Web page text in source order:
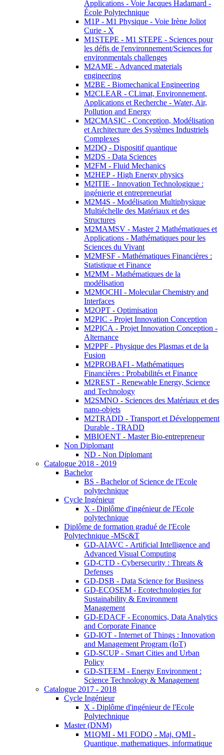
Applications - Voie Jacques Hadamard -
École Polytechnique
M1P - M1 Physique - Voie Irène Joliot
Curie - X
M1STEPE - M1 STEPE - Sciences pour
les défis de l'environnement/Sciences for
environmentals challenges
M2AME - Advanced materials
engineering
M2BE - Biomechanical Engineering
M2CLEAR - CLimat, Environnement,
Applications et Recherche - Water, Air,
Pollution and Energy
M2CMASIC - Conception, Modélisation
et Architecture des Systèmes Industriels
Complexes
M2DQ - Dispositif quantique
M2DS - Data Sciences
M2FM - Fluid Mechanics
M2HEP - High Energy physics
M2ITIE - Innovation Technologique :
ingénierie et entrepreneuriat
M2M4S - Modélisation Multiphysique
Multiéchelle des Matériaux et des
Structures
M2MAMSV - Master 2 Mathématiques et
Applications - Mathématiques pour les
Sciences du Vivant
M2MFSF - Mathématiques Financières :
Statistique et Finance
M2MM - Mathématiques de la
modélisation
M2MOCHI - Molecular Chemistry and
Interfaces
M2OPT - Optimisation
M2PIC - Projet Innovation Conception
M2PICA - Projet Innovation Conception -
Alternance
M2PPF - Physique des Plasmas et de la
Fusion
M2PROBAFI - Mathématiques
Financières : Probabilités et Finance
M2REST - Renewable Energy, Science
and Technology
M2SMNO - Sciences des Matériaux et des
nano-objets
M2TRADD - Transport et Développement
Durable - TRADD
MBIOENT - Master Bio-entrepreneur
Non Diplomant
ND - Non Diplomant
Catalogue 2018 - 2019
Bachelor
BS - Bachelor of Science de l'Ecole
polytechnique
Cycle Ingénieur
X - Diplôme d'ingénieur de l'Ecole
polytechnique
Diplôme de formation gradué de l'Ecole
Polytechnique -MSc&T
GD-AIAVC - Artificial Intelligence and
Advanced Visual Computing
GD-CTD - Cybersecurity : Threats &
Defenses
GD-DSB - Data Science for Business
GD-ECOSEM - Ecotechnologies for
Sustainability & Environment
Management
GD-EDACF - Economics, Data Analytics
and Corporate Finance
GD-IOT - Internet of Things : Innovation
and Management Program (IoT)
GD-SCUP - Smart Cities and Urban
Policy
GD-STEEM - Energy Environment :
Science Technology & Management
Catalogue 2017 - 2018
Cycle Ingénieur
X - Diplôme d'ingénieur de l'Ecole
Polytechnique
Master (DNM)
M1QMI - M1 FODQ - Maj. QMI -
Quantique, mathematiques, informatique